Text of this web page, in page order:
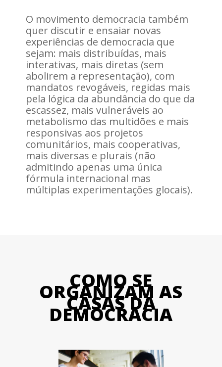
O movimento democracia também
quer discutir e ensaiar novas
experiências de democracia que
sejam: mais distribuídas, mais
interativas, mais diretas (sem
abolirem a representação), com
mandatos revogáveis, regidas mais
pela lógica da abundância do que da
escassez, mais vulneráveis ao
metabolismo das multidões e mais
responsivas aos projetos
comunitários, mais cooperativas,
mais diversas e plurais (não
admitindo apenas uma única
fórmula internacional mas
múltiplas experimentações glocais).
COMO SE
ORGANIZAM AS
CASAS DA
DEMOCRACIA